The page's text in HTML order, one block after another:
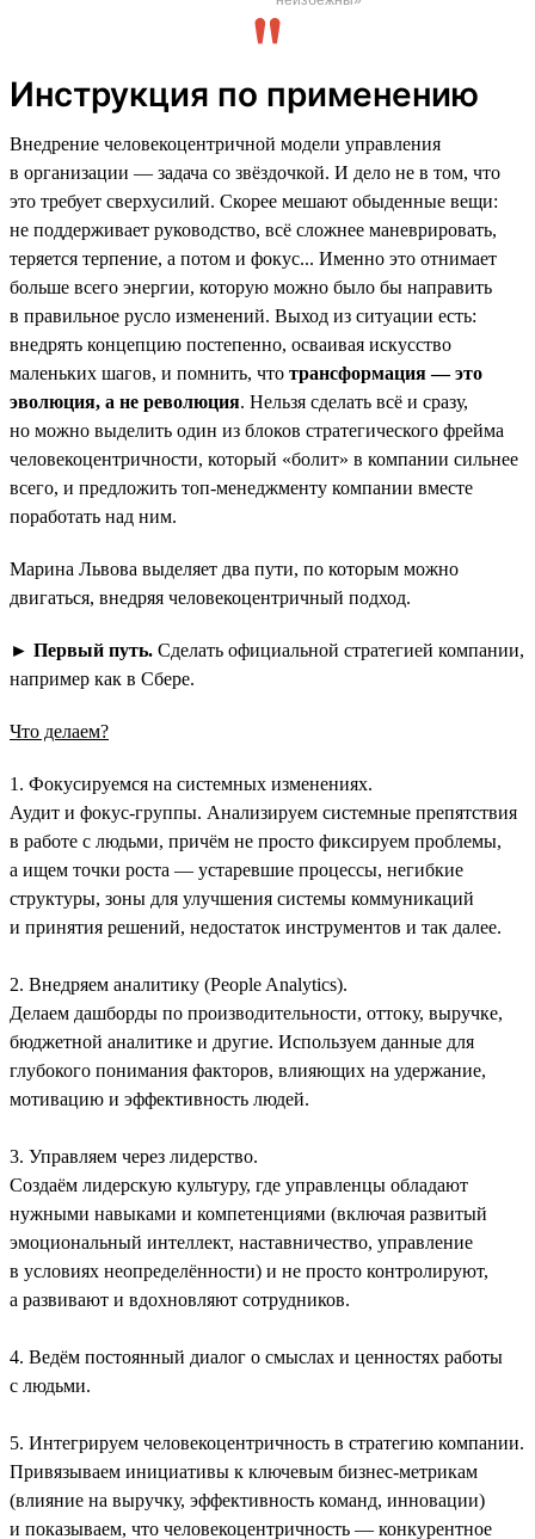
Инструкция по применению
Внедрение человекоцентричной модели управления
в организации — задача со звёздочкой. И дело не в том, что
это требует сверхусилий. Скорее мешают обыденные вещи:
не поддерживает руководство, всё сложнее маневрировать,
теряется терпение, а потом и фокус... Именно это отнимает
больше всего энергии, которую можно было бы направить
в правильное русло изменений. Выход из ситуации есть:
внедрять концепцию постепенно, осваивая искусство
маленьких шагов, и помнить, что трансформация — это
эволюция, а не революция. Нельзя сделать всё и сразу,
но можно выделить один из блоков стратегического фрейма
человекоцентричности, который «болит» в компании сильнее
всего, и предложить топ-менеджменту компании вместе
поработать над ним.
Марина Львова выделяет два пути, по которым можно
двигаться, внедряя человекоцентричный подход.
► Первый путь. Сделать официальной стратегией компании,
например как в Сбере.
Что делаем?
1. Фокусируемся на системных изменениях.
Аудит и фокус-группы. Анализируем системные препятствия
в работе с людьми, причём не просто фиксируем проблемы,
а ищем точки роста — устаревшие процессы, негибкие
структуры, зоны для улучшения системы коммуникаций
и принятия решений, недостаток инструментов и так далее.
2. Внедряем аналитику (People Analytics).
Делаем дашборды по производительности, оттоку, выручке,
бюджетной аналитике и другие. Используем данные для
глубокого понимания факторов, влияющих на удержание,
мотивацию и эффективность людей.
3. Управляем через лидерство.
Создаём лидерскую культуру, где управленцы обладают
нужными навыками и компетенциями (включая развитый
эмоциональный интеллект, наставничество, управление
в условиях неопределённости) и не просто контролируют,
а развивают и вдохновляют сотрудников.
4. Ведём постоянный диалог о смыслах и ценностях работы
с людьми.
5. Интегрируем человекоцентричность в стратегию компании.
Привязываем инициативы к ключевым бизнес-метрикам
(влияние на выручку, эффективность команд, инновации)
и показываем, что человекоцентричность — конкурентное